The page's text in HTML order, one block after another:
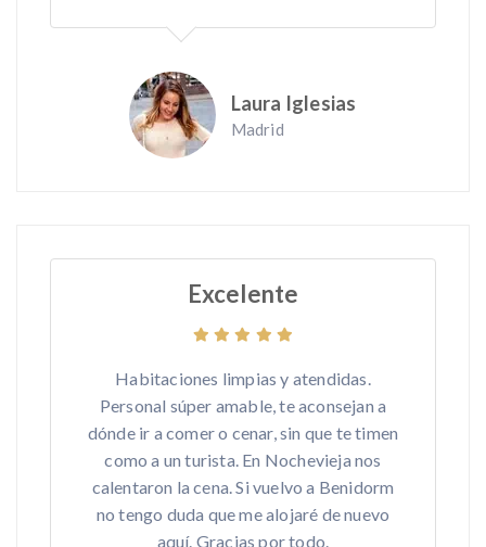
Laura Iglesias
Madrid
Excelente
Habitaciones limpias y atendidas.
Personal súper amable, te aconsejan a
dónde ir a comer o cenar, sin que te timen
como a un turista. En Nochevieja nos
calentaron la cena. Si vuelvo a Benidorm
no tengo duda que me alojaré de nuevo
aquí. Gracias por todo.